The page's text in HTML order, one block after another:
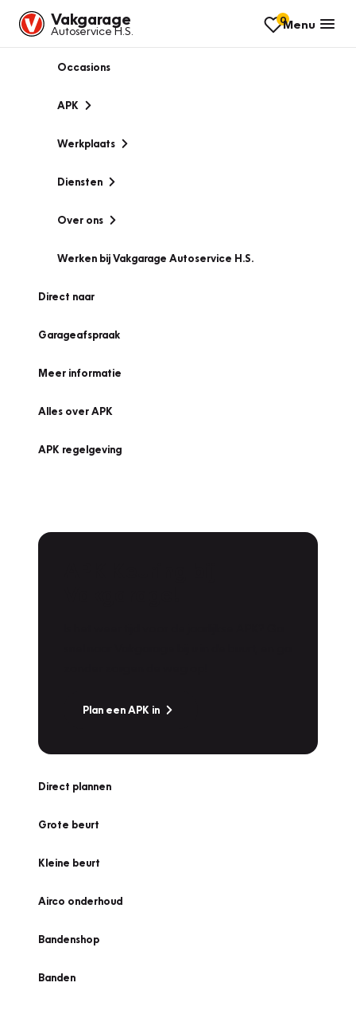
Vakgarage
Autoservice H.S.
0Menu
Occasions
APK
Werkplaats
Diensten
Over ons
Werken bij Vakgarage Autoservice H.S.
Direct naar
Garageafspraak
Meer informatie
Alles over APK
APK regelgeving
Plan een APK in
Direct plannen
Grote beurt
Kleine beurt
Airco onderhoud
Bandenshop
Banden